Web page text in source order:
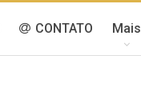
CONTATO Mais